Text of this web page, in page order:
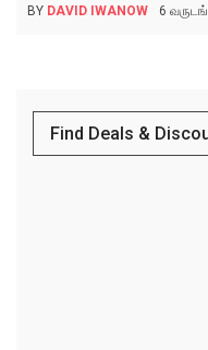
BY DAVID IWANOW 6
Find Deals &